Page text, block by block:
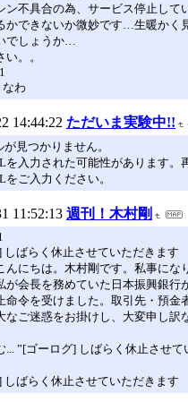
ン不具合の為、サービス停止して
かできないか微妙です…生暖かく
でしょうか…
い。。
なわ
14:44:22 ただいま実験中!!
見つかりません。
を入力された可能性があります。
をご入力ください。
11:52:13 週刊！木村剛
しばらく休止させていただきます
んにちは。木村剛です。私事にな
が会長を務めていた日本振興銀行
命令を受けました。取引先・預金
なご迷惑をお掛けし、大変申し訳
... ”[ゴーログ] しばらく休止させて
しばらく休止させていただきます